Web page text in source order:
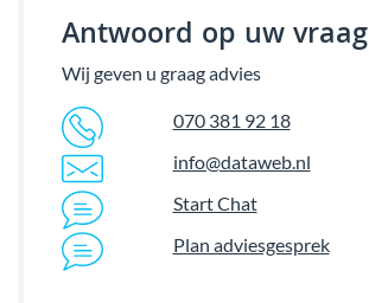
Antwoord op uw vraag
Wij geven u graag advies
070 381 92 18
info@dataweb.nl
Start Chat
Plan adviesgesprek